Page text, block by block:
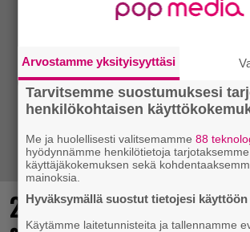
25 kaikkien aikojen parasta
Arvostamme yksityisyyttäsi
Tarvitsemme suostumuksesi
henkilökohtaisen
Me ja huolellisesti valitsemamme88
hyödynnämme henkilötietoja
käyttäjäkokemuksen sekä
mainoksia.
Hyväksymällä suostut tietojesi käyttöön
Käytämme laitetunnisteita ja tallennamme